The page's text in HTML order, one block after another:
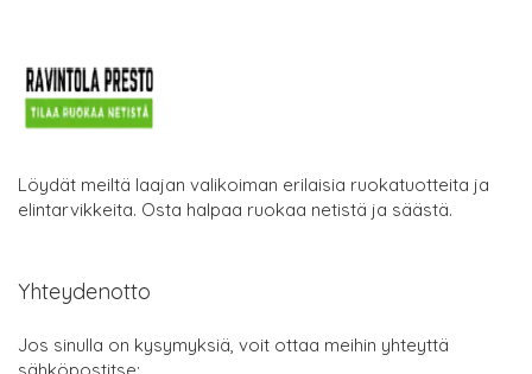
Löydät meiltä laajan valikoiman erilaisia ruokatuotteita ja
elintarvikkeita. Osta halpaa ruokaa netistä ja säästä.
Yhteydenotto
Jos sinulla on kysymyksiä, voit ottaa meihin yhteyttä